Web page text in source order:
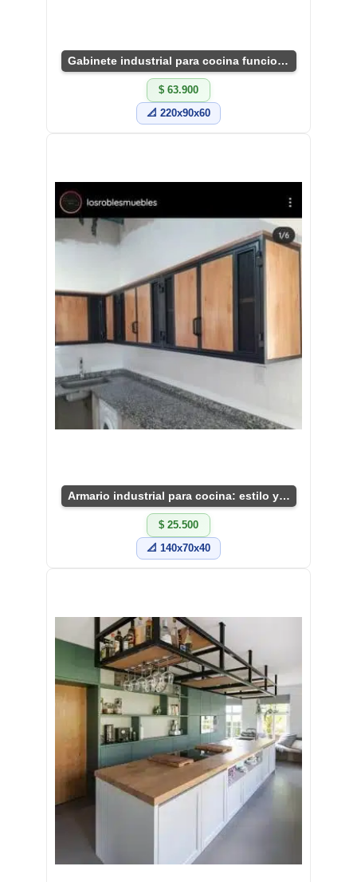
Gabinete industrial para cocina funcional y moderno
$ 63.900
📐 220x90x60
Armario industrial para cocina: estilo y funcionalidad
$ 25.500
📐 140x70x40